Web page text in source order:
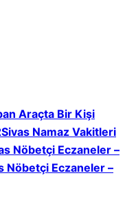
Araçta Bir Kişi
Sivas Namaz Vakitleri
Nöbetçi Eczaneler –
Nöbetçi Eczaneler –